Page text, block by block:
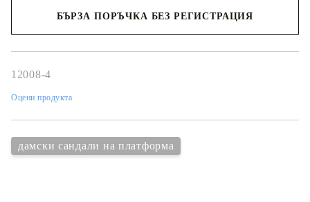
БЪРЗА ПОРЪЧКА БЕЗ РЕГИСТРАЦИЯ
Съгласен съм сполитиката за личните данни
12008-4
Оцени продукта
дамски сандали на платформа